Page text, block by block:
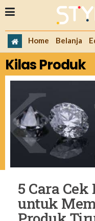
Home Belanja
Kilas Produk
5 Cara
untuk